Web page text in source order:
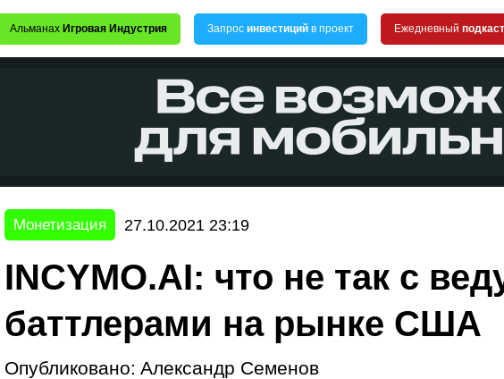
Альманах Игровая Индустрия Запрос инвестиций в проект Ежедневный подкаст
Монетизация 27.10.2021 23:19
INCYMO.AI: что не так с
баттлерами на рынке США
Опубликовано: Александр Семенов